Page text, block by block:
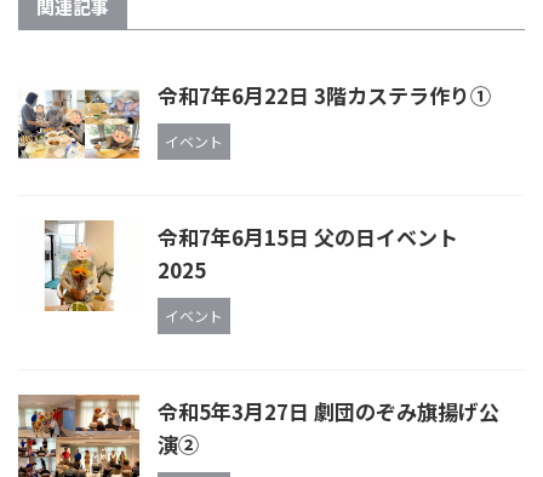
関連記事
令和7年6月22日 3階カステラ作り①
イベント
令和7年6月15日 父の日イベント
2025
イベント
令和5年3月27日 劇団のぞみ旗揚げ公
演②